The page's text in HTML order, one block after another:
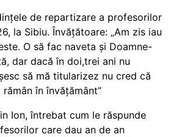
de repartizare a profesorilor
la Sibiu. Învățătoare: „Am zis iau
O să fac naveta și Doamne-
dar dacă în doi,trei ani nu
să mă titularizez nu cred că
rămân în învățământ”
Ion, întrebat cum le răspunde
care dau an de an